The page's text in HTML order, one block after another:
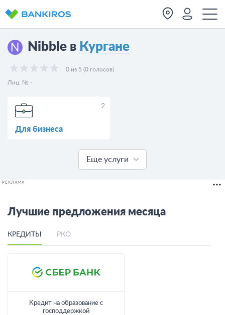
Nibble в Кургане
0 из 5 (0 голосов)
Лиц. № -
2
Для бизнеса
Еще услуги
РЕКЛАМА
Лучшие предложения месяца
КРЕДИТЫ РКО
Кредит на образование с
господдержкой